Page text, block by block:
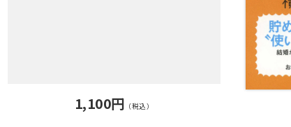
お金の流れを把握する、ムダな支出は抑
1,100円 （税込）